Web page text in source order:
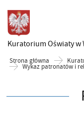
Kuratorium Oświatyw
Strona główna
Wykaz patronatów i